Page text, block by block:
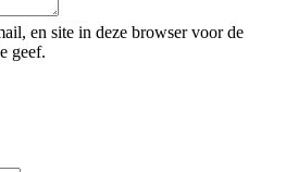
en site in deze browser voor de
geef.